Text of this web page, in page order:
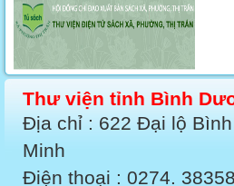
Thư viện tỉnh Bình
Địa chỉ : 622 Đại lộ
Minh
Điện thoại : 0274.